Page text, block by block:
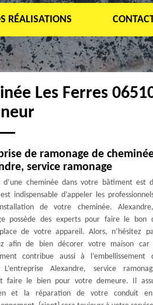
RÉALISATIONS
Les Ferres
de ramonage de
service ramonage
d’une cheminée dans votre bâtiment est
indispensable d’appeler les
de votre cheminée.
possède des experts pour faire le bon
de votre appareil. Alors, n’hésitez
afin de bien décorer votre maison car
contribue aussi à l’embellissement
Alexandre, service
faire le bien pour votre demeure. Il
et la réparation de votre conduit